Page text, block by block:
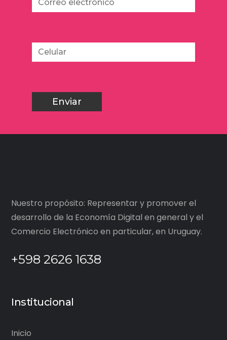
Nuestro propósito: Representar y promover el
desarrollo de la Economía Digital en general y el
Comercio Electrónico en particular, en Uruguay.
+598 2626 1638
Institucional
Inicio